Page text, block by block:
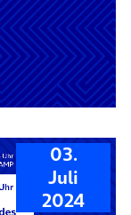
03.
Juli
2024